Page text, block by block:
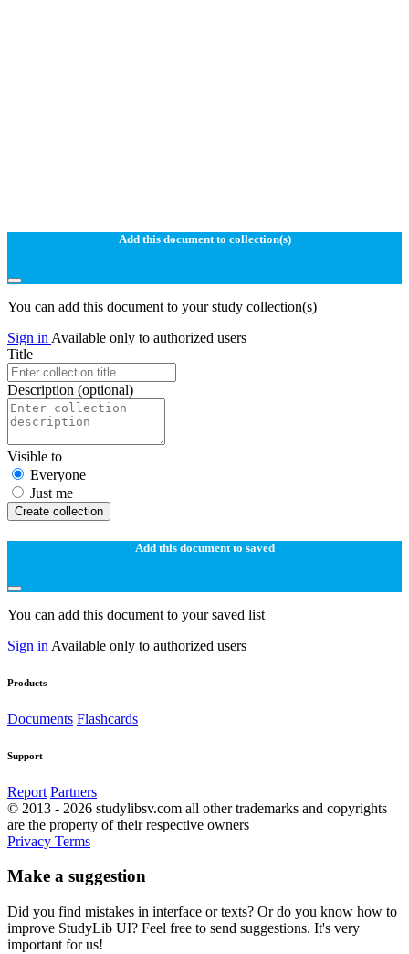
Add this document to collection(s)
You can add this document to your study collection(s)
Sign in Available only to authorized users
Title
Description (optional)
Visible to
Everyone
Just me
Create collection
Add this document to saved
You can add this document to your saved list
Sign in Available only to authorized users
Products
Documents Flashcards
Support
Report Partners
© 2013 - 2026 studylibsv.com all other trademarks and copyrights
are the property of their respective owners
Privacy Terms
Make a suggestion
Did you find mistakes in interface or texts? Or do you know how to
improve StudyLib UI? Feel free to send suggestions. It's very
important for us!